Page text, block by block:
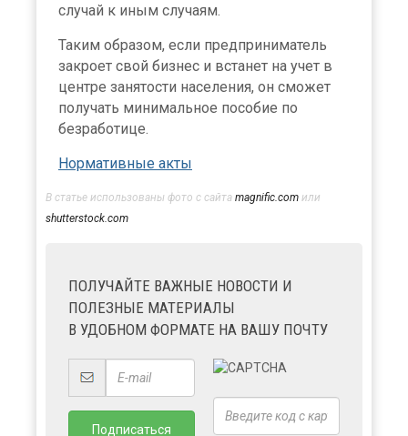
случай к иным случаям.
Таким образом, если предприниматель
закроет свой бизнес и встанет на учет в
центре занятости населения, он сможет
получать минимальное пособие по
безработице.
Нормативные акты
В статье использованы фото с сайта magnific.com или
shutterstock.com
ПОЛУЧАЙТЕ ВАЖНЫЕ НОВОСТИ И
ПОЛЕЗНЫЕ МАТЕРИАЛЫ
В УДОБНОМ ФОРМАТЕ НА ВАШУ ПОЧТУ